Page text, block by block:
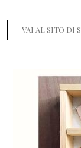
VAI AL SITO DI